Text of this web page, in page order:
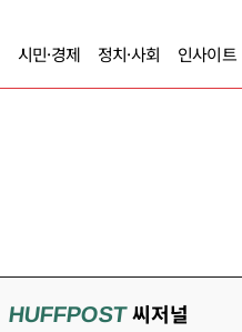
시민·경제 정치·사회 인사이트
HUFFPOST씨저널